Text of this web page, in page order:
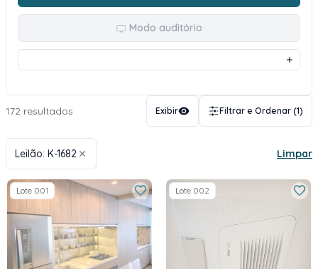
Modo auditório
172 resultados Exibir Filtrar e Ordenar (1)
Leilão: K-1682 Limpar
Lote 001 Lote 002